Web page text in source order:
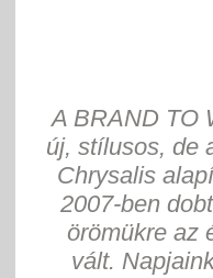
A BRAND TO
új, stílusos, de
Chrysalis
2007-ben
örömükre az
vált.